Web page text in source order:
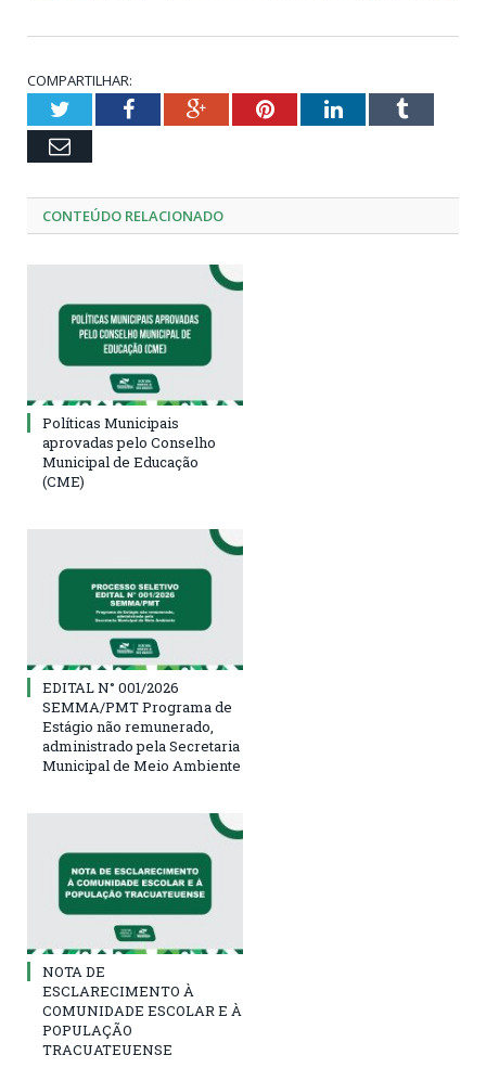
COMPARTILHAR:
TwitterFacebookGoogle+PinterestLinkedInTumblr
Email
CONTEÚDO RELACIONADO
Políticas Municipais
aprovadas pelo Conselho
Municipal de Educação
(CME)
EDITAL N° 001/2026
SEMMA/PMT Programa de
Estágio não remunerado,
administrado pela Secretaria
Municipal de Meio Ambiente
NOTA DE
ESCLARECIMENTO À
COMUNIDADE ESCOLAR E À
POPULAÇÃO
TRACUATEUENSE